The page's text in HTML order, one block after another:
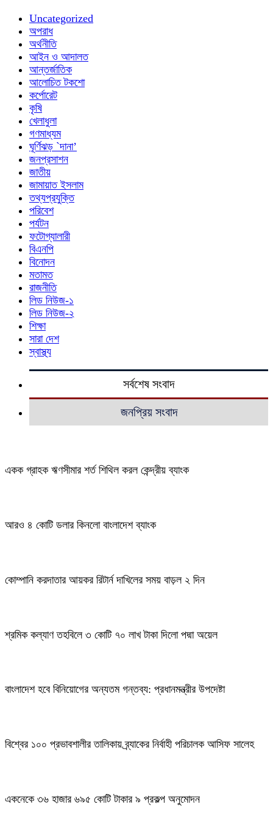
Uncategorized
অপরাধ
অর্থনীতি
আইন ও আদালত
আন্তর্জাতিক
আলোচিত টকশো
কর্পোরেট
কৃষি
খেলাধুলা
গণমাধ্যম
ঘূর্ণিঝড় `দানা’
জনপ্রসাশন
জাতীয়
জামায়াত ইসলাম
তথ্যপ্রযুক্তি
পরিবেশ
পর্যটন
ফটোগ্যালারী
বিএনপি
বিনোদন
মতামত
রাজনীতি
লিড নিউজ-১
লিড নিউজ-২
শিক্ষা
সারা দেশ
স্বাস্থ্য
সর্বশেষ সংবাদ
জনপ্রিয় সংবাদ
একক গ্রাহক ঋণসীমার শর্ত শিথিল করল কেন্দ্রীয় ব্যাংক
আরও ৪ কোটি ডলার কিনলো বাংলাদেশ ব্যাংক
কোম্পানি করদাতার আয়কর রিটার্ন দাখিলের সময় বাড়ল ২ দিন
শ্রমিক কল্যাণ তহবিলে ৩ কোটি ৭০ লাখ টাকা দিলো পদ্মা অয়েল
বাংলাদেশ হবে বিনিয়োগের অন্যতম গন্তব্য: প্রধানমন্ত্রীর উপদেষ্টা
বিশ্বের ১০০ প্রভাবশালীর তালিকায় ব্র্যাকের নির্বাহী পরিচালক আসিফ সালেহ
একনেকে ৩৬ হাজার ৬৯৫ কোটি টাকার ৯ প্রকল্প অনুমোদন